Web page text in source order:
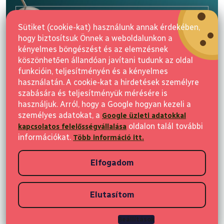
Sütiket (cookie-kat) használunk annak érdekében,
hogy biztosítsuk Önnek a weboldalunkon a
kényelmes böngészést és az elemzésnek
köszönhetően állandóan javítani tudunk az oldal
funkcióin, teljesítményén és a kényelmes
használatán. A cookie-kat a hirdetések személyre
szabására és teljesítményük mérésére is
használjuk. Arról, hogy a Google hogyan kezeli a
személyes adatokat, a Google üzleti adatokkal
kapcsolatos felelősségvállalása oldalon talál további
információkat. Több információ itt.
Beállítások
Elutasítom
Elfogadom
Feliratkozás
Vásárlás
Vásárlási információk
Copyright 2026Elvisia. Minden jog fenntartva.